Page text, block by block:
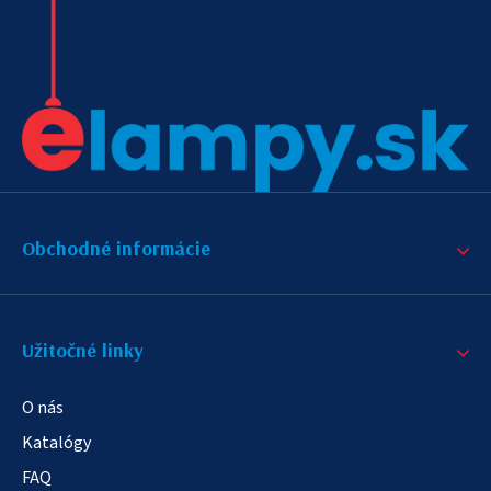
Obchodné informácie
Užitočné linky
O nás
Katalógy
FAQ